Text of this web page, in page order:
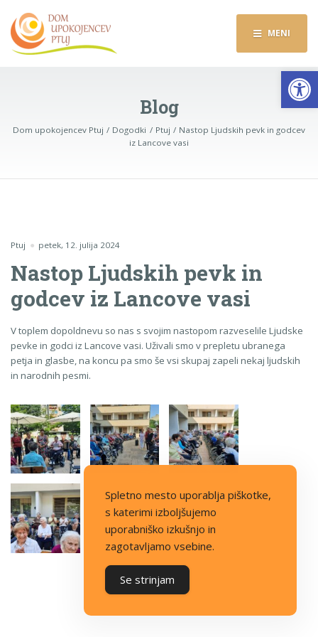
MENI
Blog
Dom upokojencev Ptuj Dogodki Ptuj
Nastop Ljudskih pevk in godcev
iz Lancove vasi
Ptuj petek, 12. julija 2024
Nastop Ljudskih pevk in
godcev iz Lancove vasi
V toplem dopoldnevu so nas s svojim nastopom razveselile Ljudske
pevke in godci iz Lancove vasi. Uživali smo v prepletu ubranega
petja in glasbe, na koncu pa smo še vsi skupaj zapeli nekaj ljudskih
in narodnih pesmi.
Spletno mesto uporablja piškotke,
s katerimi izboljšujemo
uporabniško izkušnjo in
zagotavljamo vsebine.
Se strinjam